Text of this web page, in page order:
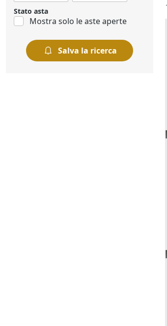
Stato asta
Mostra solo le aste aperte
Salva la ricerca